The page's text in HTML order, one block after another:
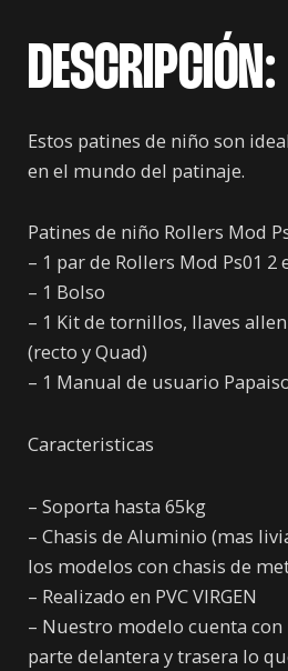
DESCRIPCIÓN:
Estos patines de niño son
en el mundo del patinaje.
Patines de niño Rollers Mod
– 1 par de Rollers Mod Ps01 2
– 1 Bolso
– 1 Kit de tornillos, llaves allen
(recto y Quad)
– 1 Manual de usuario
Caracteristicas
– Soporta hasta 65kg
– Chasis de Aluminio (mas
los modelos con chasis de
– Realizado en PVC VIRGEN
– Nuestro modelo cuenta
parte delantera y trasera lo